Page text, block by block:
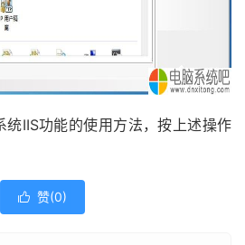
IIS功能的使用方法，按上述操作
 赞(0)